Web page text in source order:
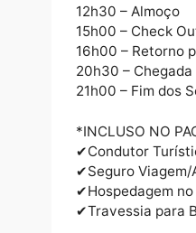
16h30 – Check
17h00 – Tarde
19h30 – Jantar
21h00 – Noite
*2 DIA –
7h30 – Café
9h – Trilha
10h00 – Dia
12h30 –